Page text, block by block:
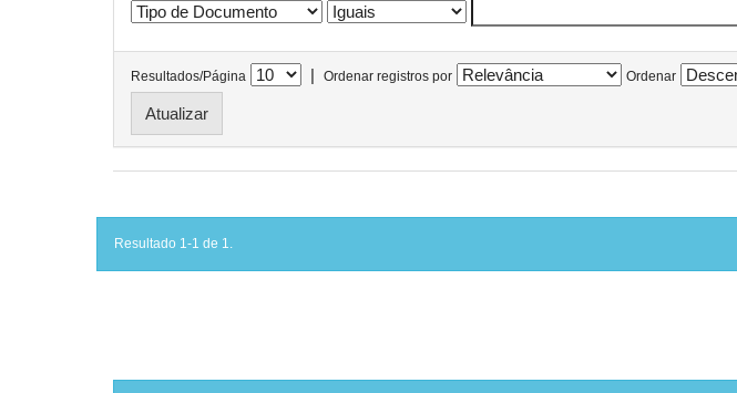
Resultados/Página | Ordenar registros por Ordenar
Resultado 1-1 de 1.